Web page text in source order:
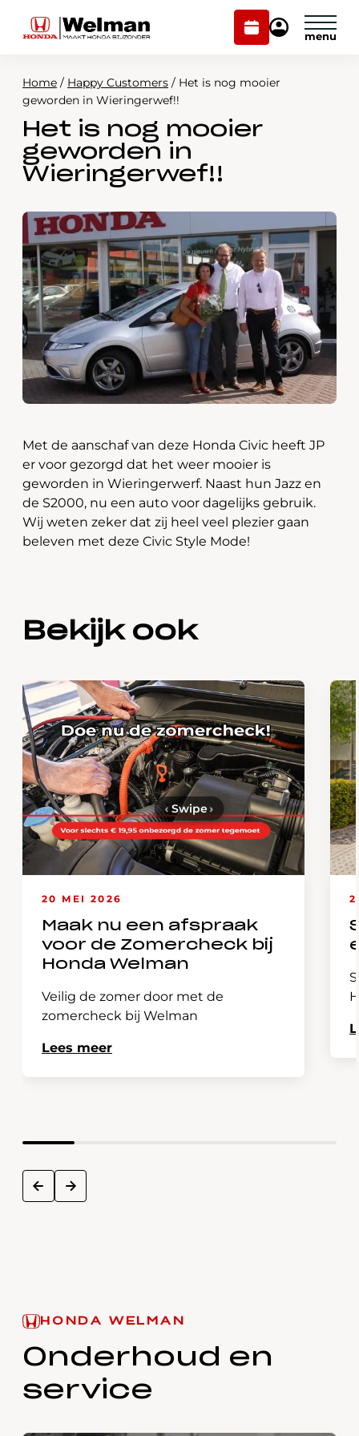
Plan
onderhoud
Mijn
Modellen
Voorraad
Onderhoud en service
Over ons
Webshop
Contact
Plan onderhoud
Mijn Honda Welman
Home / Happy Customers / Het is nog mooier
geworden in Wieringerwef!!
Het is nog mooier
geworden in
Wieringerwef!!
Met de aanschaf van deze Honda Civic heeft JP
er voor gezorgd dat het weer mooier is
geworden in Wieringerwerf. Naast hun Jazz en
de S2000, nu een auto voor dagelijks gebruik.
Wij weten zeker dat zij heel veel plezier gaan
beleven met deze Civic Style Mode!
Bekijk ook
20 MEI 2026
Maak nu een afspraak
voor de Zomercheck bij
Honda Welman
Veilig de zomer door met de
zomercheck bij Welman
Lees meer
prev next
‹ Swipe›
HONDA WELMAN
Onderhoud en
service